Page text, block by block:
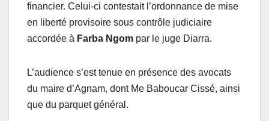
financier. Celui-ci contestait l’ordonnance de mise
en liberté provisoire sous contrôle judiciaire
accordée à Farba Ngom par le juge Diarra.
L’audience s’est tenue en présence des avocats
du maire d’Agnam, dont Me Baboucar Cissé, ainsi
que du parquet général.